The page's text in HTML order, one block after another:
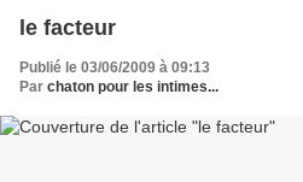
le facteur
Publié le 03/06/2009 à 09:13
Par chaton pour les intimes...